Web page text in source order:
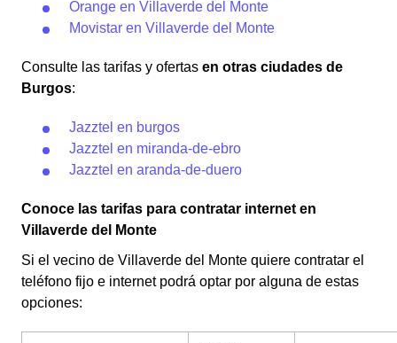
Orange en Villaverde del Monte
Movistar en Villaverde del Monte
Consulte las tarifas y ofertas en otras ciudades de
Burgos:
Jazztel en burgos
Jazztel en miranda-de-ebro
Jazztel en aranda-de-duero
Conoce las tarifas para contratar internet en
Villaverde del Monte
Si el vecino de Villaverde del Monte quiere contratar el
teléfono fijo e internet podrá optar por alguna de estas
opciones: